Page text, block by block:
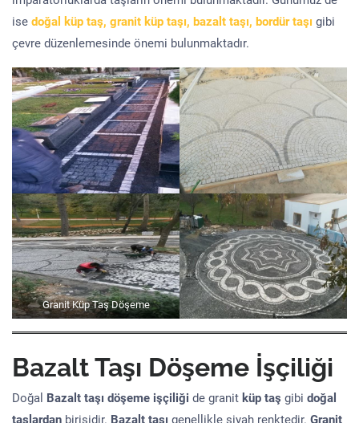
ise doğal küp taş, granit küp taşı, bazalt taşı, bordür taşı gibi
çevre düzenlemesinde önemi bulunmaktadır.
Granit Küp Taş Döşeme
Bazalt Taşı Döşeme İşçiliği
Doğal Bazalt taşı döşeme işçiliği de granit küp taş gibi doğal